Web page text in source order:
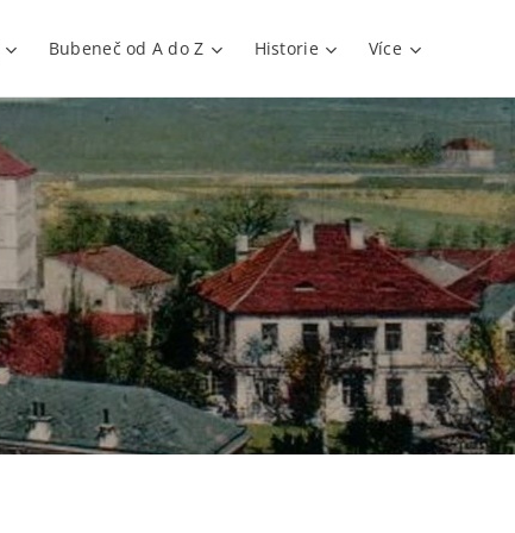
Bubeneč od A do Z Historie Více